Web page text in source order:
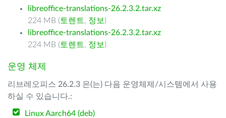
libreoffice-translations-26.2.3.2.tar.xz
224 MB ( 토렌트, 정보 )
libreoffice-translations-26.2.3.2.tar.xz
224 MB ( 토렌트, 정보 )
운영 체제
리브레오피스 26.2.3 은(는) 다음 운영체제/시스템에서 사용
하실 수 있습니다.:
Linux Aarch64 (deb)